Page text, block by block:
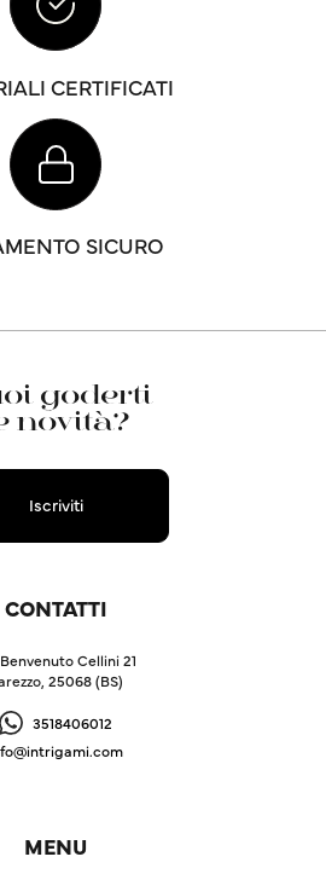
CERTIFICATI
SICURO
goderti
novità?
Iscriviti
CONTATTI
Cellini 21
25068 (BS)
3518406012
MENU